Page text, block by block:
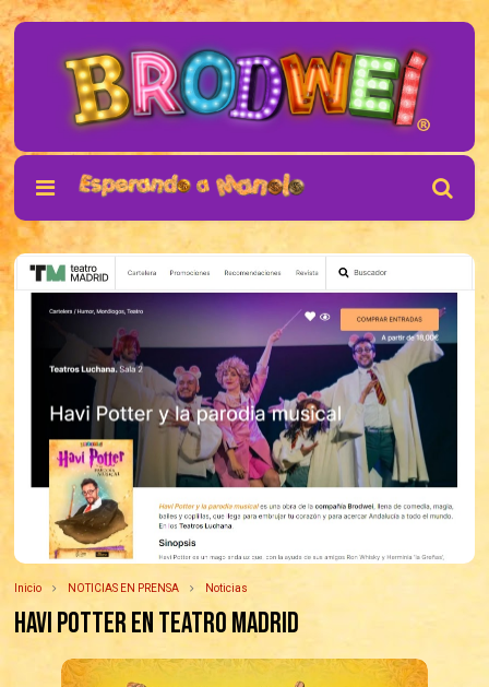
Inicio NOTICIAS EN PRENSA Noticias
HAVI POTTER en Teatro Madrid